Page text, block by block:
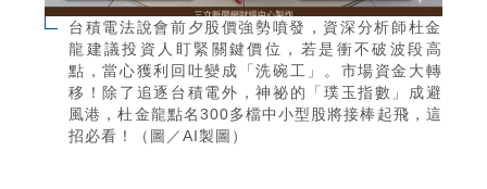
台積電法說會前夕股價強勢噴發，資深分析師杜金
龍建議投資人盯緊關鍵價位，若是衝不破波段高
點，當心獲利回吐變成「洗碗工」。市場資金大轉
移！除了追逐台積電外，神祕的「璞玉指數」成避
風港，杜金龍點名300多檔中小型股將接棒起飛，這
招必看！（圖／AI製圖）